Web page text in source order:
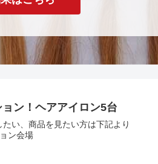
ン！ヘアアイロン5台
い、商品を見たい方は下記より
ン会場